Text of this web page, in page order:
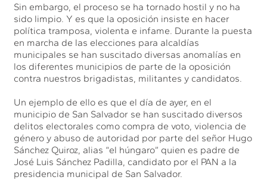
Sin embargo, el proceso se ha tornado hostil y no ha
sido limpio. Y es que la oposición insiste en hacer
política tramposa, violenta e infame. Durante la puesta
en marcha de las elecciones para alcaldías
municipales se han suscitado diversas anomalías en
los diferentes municipios de parte de la oposición
contra nuestros brigadistas, militantes y candidatos.
Un ejemplo de ello es que el día de ayer, en el
municipio de San Salvador se han suscitado diversos
delitos electorales como compra de voto, violencia de
género y abuso de autoridad por parte del señor Hugo
Sánchez Quiroz, alias “el húngaro” quien es padre de
José Luis Sánchez Padilla, candidato por el PAN a la
presidencia municipal de San Salvador.